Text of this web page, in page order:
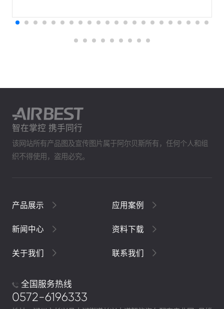
智在掌控 携手同行
该网站所有产品图及宣传图片属于阿尔贝斯所有，任何个人和组
织不得使用，盗用必究。
产品展示 应用案例
新闻中心 资料下载
关于我们 联系我们
全国服务热线
0572-6196333